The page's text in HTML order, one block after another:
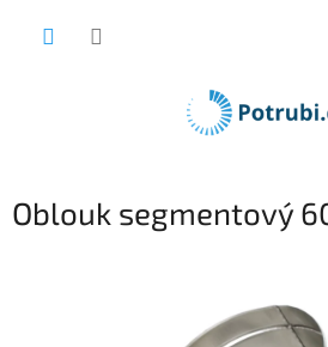
Oblouk segmentový